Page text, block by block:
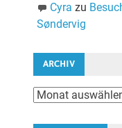
Cyra zu
Søndervig
ARCHIV
Archiv